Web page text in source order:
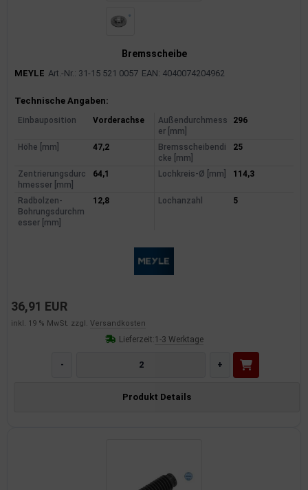
Bremsscheibe
MEYLE Art.-Nr.: 31-15 521 0057 EAN: 4040074204962
Produktinformationen
Technische Angaben:
Einbauposition Vorderachse
Außendurchmess
er [mm]
296
Höhe [mm] 47,2
Bremsscheibendi
cke [mm]
25
Zentrierungsdurc
hmesser [mm]
64,1 Lochkreis-Ø [mm] 114,3
Radbolzen-
Bohrungsdurchm
esser [mm]
12,8 Lochanzahl 5
36,91 EUR
inkl. 19 % MwSt. zzgl. Versandkosten
Lieferzeit:1-3 Werktage
- +
Produkt Details